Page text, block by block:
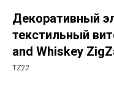
Декоративный
текстильный
and Whiskey
TZ22